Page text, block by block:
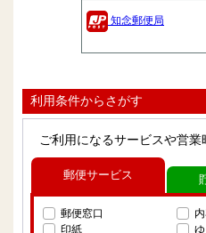
知念郵便局
利用条件からさがす
ご利用になるサービスや営業
郵便サービス
郵便窓口
印紙